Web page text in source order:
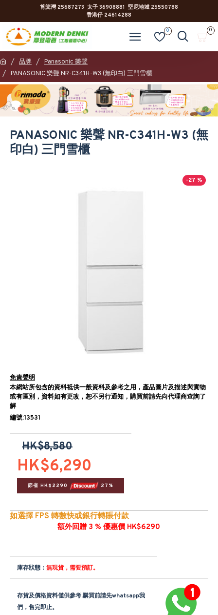
筲箕灣 25687273 太子 36908881 堅尼地城 25550788
香港仔 24614288
0 0
品牌
Panasonic 樂聲
PANASONIC 樂聲 NR-C341H-W3 (無印白) 三門雪櫃
PANASONIC 樂聲 NR-C341H-W3 (無
印白) 三門雪櫃
-27 %
免責聲明
本網站所包含的資料祗供一般資料及參考之用，產品圖片及描述與實物
或有區別，資料如有更改，恕不另行通知，購買前請先向代理商查詢了
解
編號:13531
HK$6,290
HK$8,580
節省 HK$2290 27%
如選擇 FPS 轉數快或銀行轉賬付款
額外回贈 3 % 優惠價 HK$6290
庫存狀態： 無現貨，需要預訂。
存貨及價格資料僅供參考,購買前請先whatsapp我
們，售完即止。